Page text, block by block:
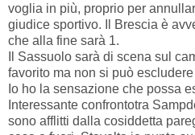
voglia in più, proprio per
giudice sportivo. Il Brescia è
che alla fine sarà 1.
Il Sassuolo sarà di scena sul
favorito ma non si può
Io ho la sensazione che possa
Interessante confrontotra
sono afflitti dalla cosiddetta